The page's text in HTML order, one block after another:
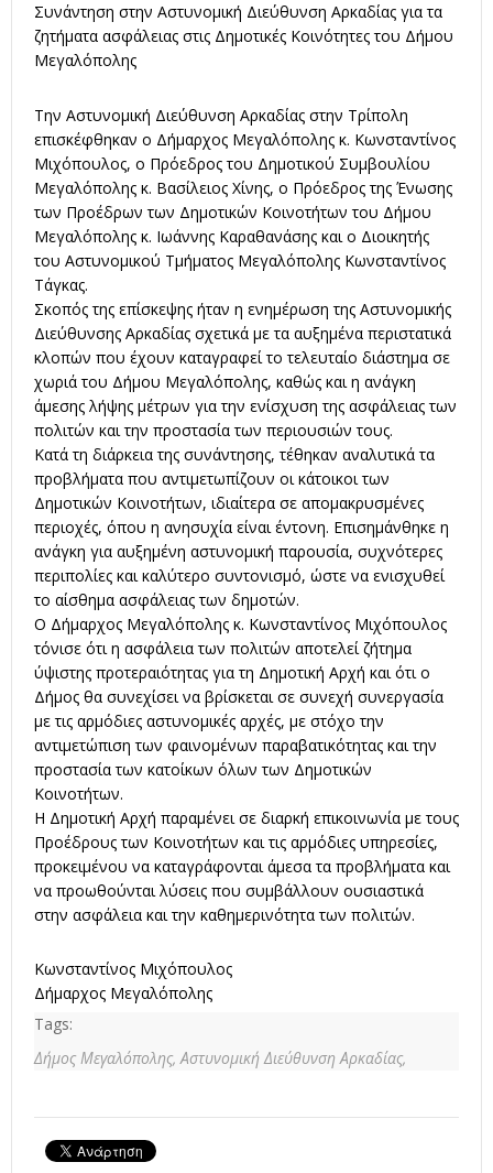
Συνάντηση στην Αστυνομική Διεύθυνση Αρκαδίας για τα
ζητήματα ασφάλειας στις Δημοτικές Κοινότητες του Δήμου
Μεγαλόπολης
Την Αστυνομική Διεύθυνση Αρκαδίας στην Τρίπολη
επισκέφθηκαν ο Δήμαρχος Μεγαλόπολης κ. Κωνσταντίνος
Μιχόπουλος, ο Πρόεδρος του Δημοτικού Συμβουλίου
Μεγαλόπολης κ. Βασίλειος Χίνης, ο Πρόεδρος της Ένωσης
των Προέδρων των Δημοτικών Κοινοτήτων του Δήμου
Μεγαλόπολης κ. Ιωάννης Καραθανάσης και ο Διοικητής
του Αστυνομικού Τμήματος Μεγαλόπολης Κωνσταντίνος
Τάγκας.
Σκοπός της επίσκεψης ήταν η ενημέρωση της Αστυνομικής
Διεύθυνσης Αρκαδίας σχετικά με τα αυξημένα περιστατικά
κλοπών που έχουν καταγραφεί το τελευταίο διάστημα σε
χωριά του Δήμου Μεγαλόπολης, καθώς και η ανάγκη
άμεσης λήψης μέτρων για την ενίσχυση της ασφάλειας των
πολιτών και την προστασία των περιουσιών τους.
Κατά τη διάρκεια της συνάντησης, τέθηκαν αναλυτικά τα
προβλήματα που αντιμετωπίζουν οι κάτοικοι των
Δημοτικών Κοινοτήτων, ιδιαίτερα σε απομακρυσμένες
περιοχές, όπου η ανησυχία είναι έντονη. Επισημάνθηκε η
ανάγκη για αυξημένη αστυνομική παρουσία, συχνότερες
περιπολίες και καλύτερο συντονισμό, ώστε να ενισχυθεί
το αίσθημα ασφάλειας των δημοτών.
Ο Δήμαρχος Μεγαλόπολης κ. Κωνσταντίνος Μιχόπουλος
τόνισε ότι η ασφάλεια των πολιτών αποτελεί ζήτημα
ύψιστης προτεραιότητας για τη Δημοτική Αρχή και ότι ο
Δήμος θα συνεχίσει να βρίσκεται σε συνεχή συνεργασία
με τις αρμόδιες αστυνομικές αρχές, με στόχο την
αντιμετώπιση των φαινομένων παραβατικότητας και την
προστασία των κατοίκων όλων των Δημοτικών
Κοινοτήτων.
Η Δημοτική Αρχή παραμένει σε διαρκή επικοινωνία με τους
Προέδρους των Κοινοτήτων και τις αρμόδιες υπηρεσίες,
προκειμένου να καταγράφονται άμεσα τα προβλήματα και
να προωθούνται λύσεις που συμβάλλουν ουσιαστικά
στην ασφάλεια και την καθημερινότητα των πολιτών.
Κωνσταντίνος Μιχόπουλος
Δήμαρχος Μεγαλόπολης
Tags:
Δήμος Μεγαλόπολης,Αστυνομική Διεύθυνση Αρκαδίας,